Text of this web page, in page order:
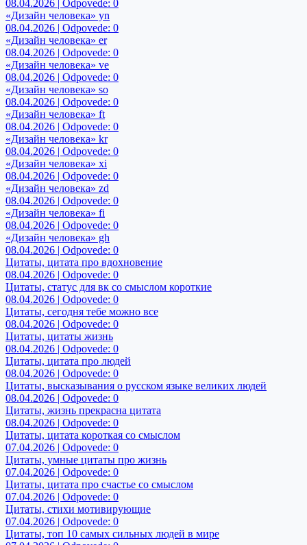
08.04.2026 | Odpovede: 0
«Дизайн человека» yn
08.04.2026 | Odpovede: 0
«Дизайн человека» er
08.04.2026 | Odpovede: 0
«Дизайн человека» ve
08.04.2026 | Odpovede: 0
«Дизайн человека» so
08.04.2026 | Odpovede: 0
«Дизайн человека» ft
08.04.2026 | Odpovede: 0
«Дизайн человека» kr
08.04.2026 | Odpovede: 0
«Дизайн человека» xi
08.04.2026 | Odpovede: 0
«Дизайн человека» zd
08.04.2026 | Odpovede: 0
«Дизайн человека» fi
08.04.2026 | Odpovede: 0
«Дизайн человека» gh
08.04.2026 | Odpovede: 0
Цитаты, цитата про вдохновение
08.04.2026 | Odpovede: 0
Цитаты, статус для вк со смыслом короткие
08.04.2026 | Odpovede: 0
Цитаты, сегодня тебе можно все
08.04.2026 | Odpovede: 0
Цитаты, цитаты жизнь
08.04.2026 | Odpovede: 0
Цитаты, цитата про людей
08.04.2026 | Odpovede: 0
Цитаты, высказывания о русском языке великих людей
08.04.2026 | Odpovede: 0
Цитаты, жизнь прекрасна цитата
08.04.2026 | Odpovede: 0
Цитаты, цитата короткая со смыслом
07.04.2026 | Odpovede: 0
Цитаты, умные цитаты про жизнь
07.04.2026 | Odpovede: 0
Цитаты, цитата про счастье со смыслом
07.04.2026 | Odpovede: 0
Цитаты, стихи мотивирующие
07.04.2026 | Odpovede: 0
Цитаты, топ 10 самых сильных людей в мире